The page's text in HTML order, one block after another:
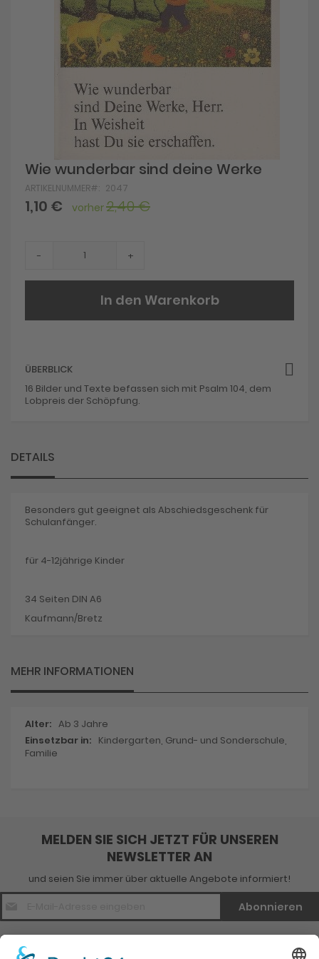
Skip
to
the
beginning
of
Wie wunderbar sind deine Werke
ARTIKELNUMMER 2047
Sonderangebot
1,10 € vorher2,40 €
- +
In den Warenkorb
ÜBERBLICK
16 Bilder und Texte befassen sich mit Psalm 104, dem
Lobpreis der Schöpfung.
DETAILS
Besonders gut geeignet als Abschiedsgeschenk für
Schulanfänger.
für 4-12jährige Kinder
34 Seiten DIN A6
Kaufmann/Bretz
MEHR INFORMATIONEN
Mehr
Informationen
Ab 3 Jahre
Kindergarten, Grund- und Sonderschule,
Familie
MELDEN SIE SICH JETZT FÜR UNSEREN
NEWSLETTER AN
und seien Sie immer über aktuelle Angebote informiert!
E-
Adresse
*
Abonnieren